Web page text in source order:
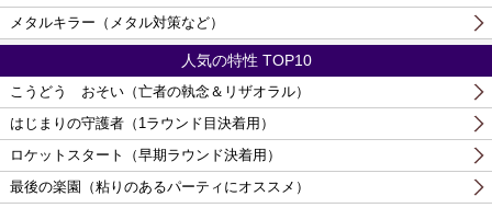
メタルキラー（メタル対策など）
人気の特性 TOP10
こうどう おそい（亡者の執念＆リザオラル）
はじまりの守護者（1ラウンド目決着用）
ロケットスタート（早期ラウンド決着用）
最後の楽園（粘りのあるパーティにオススメ）